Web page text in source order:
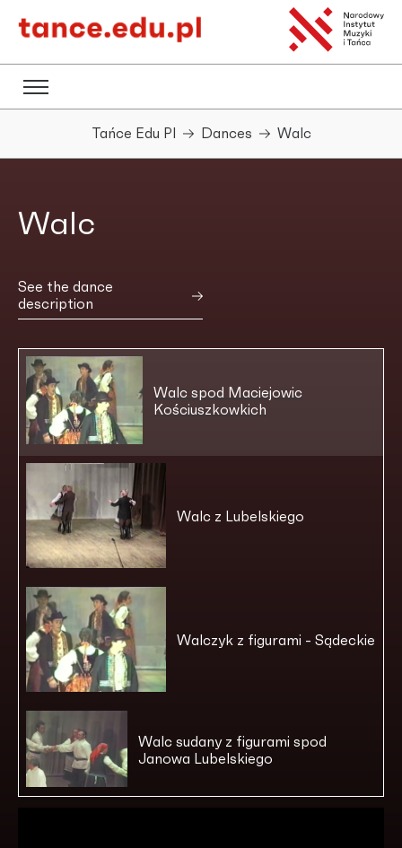
Tańce Edu Pl Dances Walc
Walc
See the dance
description
Walc spod Maciejowic
Kościuszkowkich
Walc z Lubelskiego
Walczyk z figurami - Sądeckie
Walc sudany z figurami spod
Janowa Lubelskiego